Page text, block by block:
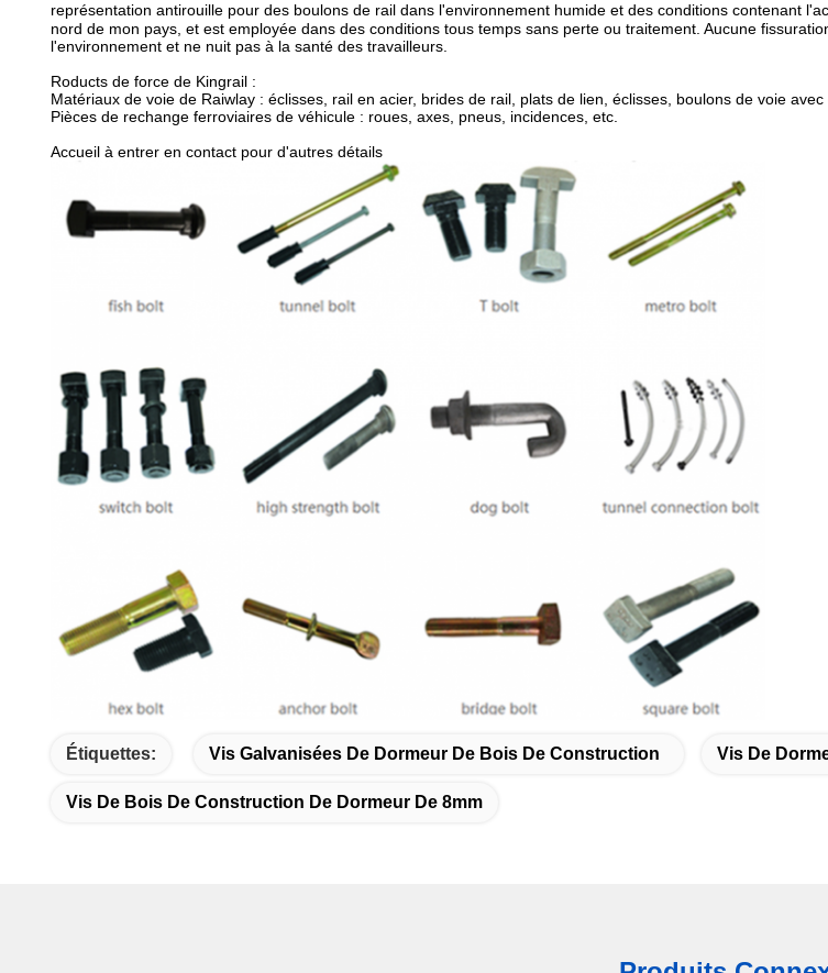
représentation antirouille pour des boulons de rail dans l'environnement humide et des conditions contenant
nord de mon pays, et est employée dans des conditions tous temps sans perte ou traitement. Aucune
l'environnement et ne nuit pas à la santé des travailleurs.
Roducts de force de Kingrail :
Matériaux de voie de Raiwlay : éclisses, rail en acier, brides de rail, plats de lien, éclisses, boulons de voie
Pièces de rechange ferroviaires de véhicule : roues, axes, pneus, incidences, etc.
Accueil à entrer en contact pour d'autres détails
Étiquettes: Vis Galvanisées De Dormeur De Bois De Construction Vis De
Vis De Bois De Construction De Dormeur De 8mm